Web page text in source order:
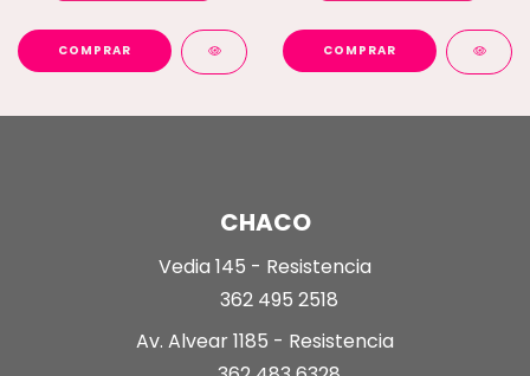
COMPRAR COMPRAR
CHACO
Vedia 145 - Resistencia
362 495 2518
Av. Alvear 1185 - Resistencia